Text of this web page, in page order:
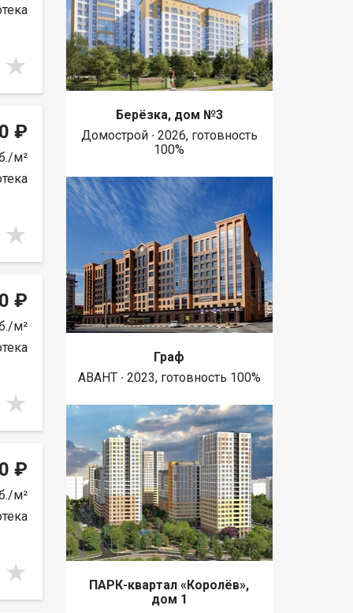
₽
м²
₽
м²
₽
м²
Берёзка, дом №3
Домострой ∙ 2026, готовность
100%
Граф
АВАНТ ∙ 2023, готовность 100%
ПАРК-квартал «Королёв»,
дом 1